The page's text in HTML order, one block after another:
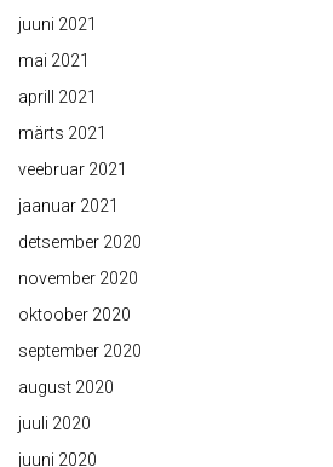
juuni 2021
mai 2021
aprill 2021
märts 2021
veebruar 2021
jaanuar 2021
detsember 2020
november 2020
oktoober 2020
september 2020
august 2020
juuli 2020
juuni 2020